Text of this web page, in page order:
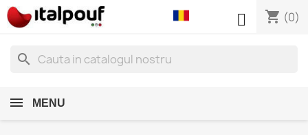
shopping_cart (0)

search
MENU